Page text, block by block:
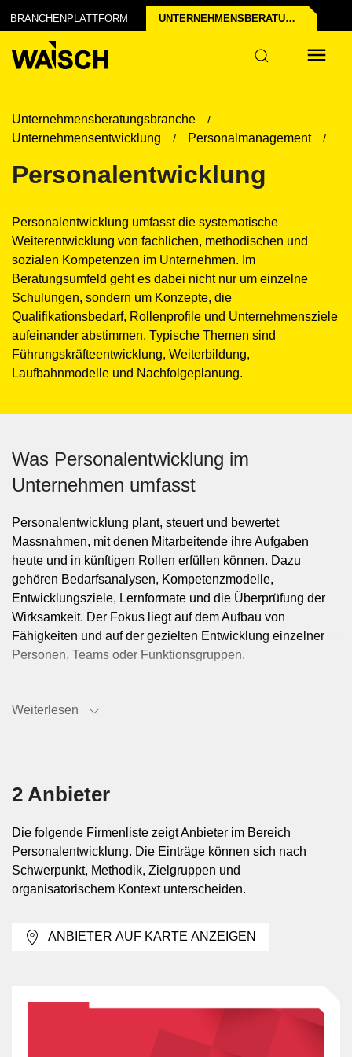
BRANCHENPLATTFORM UNTERNEHMENSBERATUNGS­BRANCHE
Unternehmensberatungsbranche
Unternehmensentwicklung
Personalmanagement
Personalentwicklung
Personalentwicklung umfasst die systematische
Weiterentwicklung von fachlichen, methodischen und
sozialen Kompetenzen im Unternehmen. Im
Beratungsumfeld geht es dabei nicht nur um einzelne
Schulungen, sondern um Konzepte, die
Qualifikationsbedarf, Rollenprofile und Unternehmensziele
aufeinander abstimmen. Typische Themen sind
Führungskräfteentwicklung, Weiterbildung,
Laufbahnmodelle und Nachfolgeplanung.
Was Personalentwicklung im
Unternehmen umfasst
Personalentwicklung plant, steuert und bewertet
Massnahmen, mit denen Mitarbeitende ihre Aufgaben
heute und in künftigen Rollen erfüllen können. Dazu
gehören Bedarfsanalysen, Kompetenzmodelle,
Entwicklungsziele, Lernformate und die Überprüfung der
Wirksamkeit. Der Fokus liegt auf dem Aufbau von
Fähigkeiten und auf der gezielten Entwicklung einzelner
Personen, Teams oder Funktionsgruppen.
Typische Anwendungsfelder in
neuer Mitarbeitender, die Vorbereitung auf
sowie die Begleitung von Veränderungsprozessen. Auch
bei Digitalisierung, Nachfolgeregelungen oder wachsender
Regulierung wird häufig geprüft, welche Kompetenzen
intern aufgebaut werden müssen. In grösseren
Mobilität verbunden.
Formate und Bausteine der
Weiterlesen
2 Anbieter
Die folgende Firmenliste zeigt Anbieter im Bereich
Personalentwicklung. Die Einträge können sich nach
Schwerpunkt, Methodik, Zielgruppen und
organisatorischem Kontext unterscheiden.
ANBIETER AUF KARTE ANZEIGEN